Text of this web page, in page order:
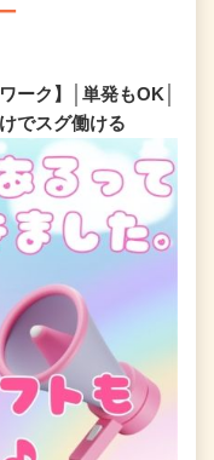
ーク】│単発もOK│
でスグ働ける